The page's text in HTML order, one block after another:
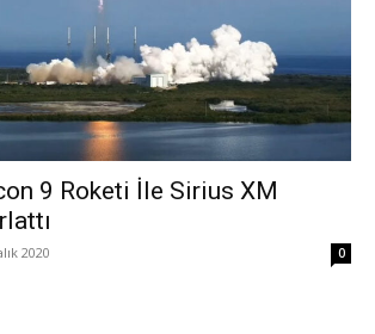
9 Roketi İle Sirius XM
2020 0